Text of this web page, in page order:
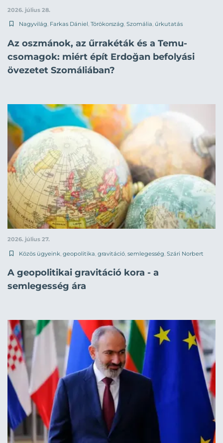
2026. július 28.
Nagyvilág, Farkas Dániel, Törökország, Szomália, űrkutatás
Az oszmánok, az űrrakéták és a Temu-
csomagok: miért épít Erdoğan befolyási
övezetet Szomáliában?
2026. július 27.
Közös ügyeink geopolitika gravitáció semlegesség Szári Norbert
A geopolitikai gravitáció kora - a
semlegesség ára